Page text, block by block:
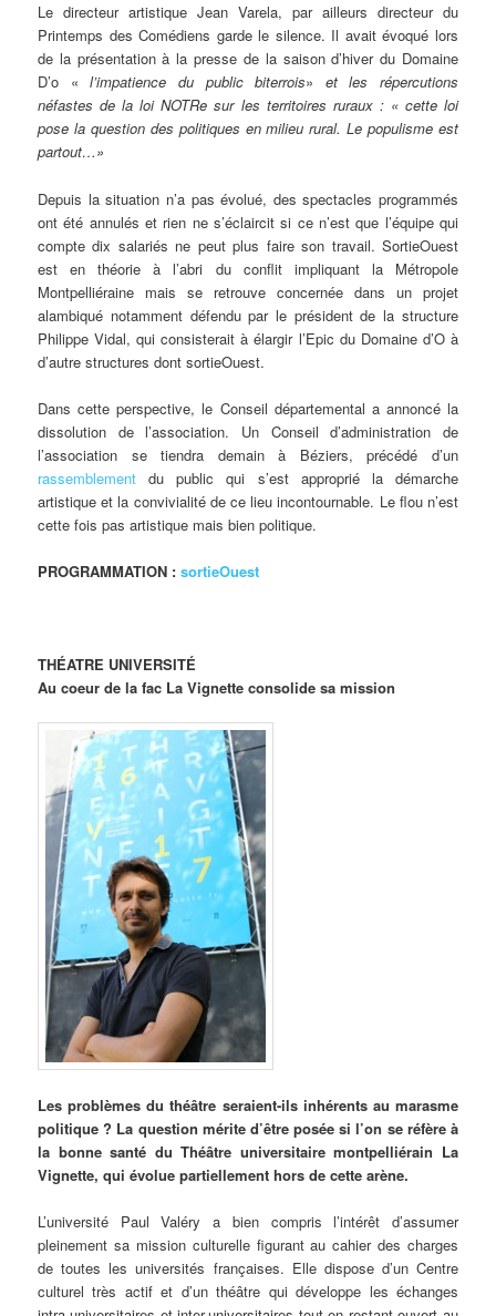
Le directeur artistique Jean Varela, par ailleurs directeur du
Printemps des Comédiens garde le silence. Il avait évoqué lors
de la présentation à la presse de la saison d’hiver du Domaine
D’o « l’impatience du public biterrois» et les répercutions
néfastes de la loi NOTRe sur les territoires ruraux : « cette loi
pose la question des politiques en milieu rural. Le populisme est
partout…»
Depuis la situation n’a pas évolué, des spectacles programmés
ont été annulés et rien ne s’éclaircit si ce n’est que l’équipe qui
compte dix salariés ne peut plus faire son travail. SortieOuest
est en théorie à l’abri du conflit impliquant la Métropole
Montpelliéraine mais se retrouve concernée dans un projet
alambiqué notamment défendu par le président de la structure
Philippe Vidal, qui consisterait à élargir l’Epic du Domaine d’O à
d’autre structures dont sortieOuest.
Dans cette perspective, le Conseil départemental a annoncé la
dissolution de l’association. Un Conseil d’administration de
l’association se tiendra demain à Béziers, précédé d’un
rassemblement du public qui s’est approprié la démarche
artistique et la convivialité de ce lieu incontournable. Le flou n’est
cette fois pas artistique mais bien politique.
PROGRAMMATION : sortieOuest
THÉATRE UNIVERSITÉ
Au coeur de la fac La Vignette consolide sa mission
Les problèmes du théâtre seraient-ils inhérents au marasme
politique ? La question mérite d’être posée si l’on se réfère à
la bonne santé du Théâtre universitaire montpelliérain La
Vignette, qui évolue partiellement hors de cette arène.
L’université Paul Valéry a bien compris l’intérêt d’assumer
pleinement sa mission culturelle figurant au cahier des charges
de toutes les universités françaises. Elle dispose d’un Centre
culturel très actif et d’un théâtre qui développe les échanges